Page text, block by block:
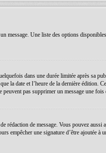
Une liste des options
dans une durée limitée après sa
la date et l’heure de la dernière édition.
pas supprimer un message une fois
rédaction de message. Vous pouvez aussi
empêcher une signature d’être ajoutée à